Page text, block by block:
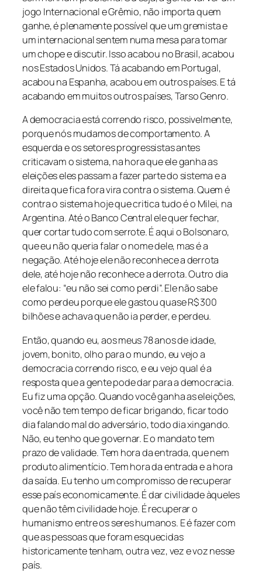
jogo Internacional e Grêmio, não importa quem
ganhe, é plenamente possível que um gremista e
um internacional sentem numa mesa para tomar
um chope e discutir. Isso acabou no Brasil, acabou
nos Estados Unidos. Tá acabando em Portugal,
acabou na Espanha, acabou em outros países. E tá
acabando em muitos outros países, Tarso Genro.
A democracia está correndo risco, possivelmente,
porque nós mudamos de comportamento. A
esquerda e os setores progressistas antes
criticavam o sistema, na hora que ele ganha as
eleições eles passam a fazer parte do sistema e a
direita que fica fora vira contra o sistema. Quem é
contra o sistema hoje que critica tudo é o Milei, na
Argentina. Até o Banco Central ele quer fechar,
quer cortar tudo com serrote. É aqui o Bolsonaro,
que eu não queria falar o nome dele, mas é a
negação. Até hoje ele não reconhece a derrota
dele, até hoje não reconhece a derrota. Outro dia
ele falou: “eu não sei como perdi”. Ele não sabe
como perdeu porque ele gastou quase R$ 300
bilhões e achava que não ia perder, e perdeu.
Então, quando eu, aos meus 78 anos de idade,
jovem, bonito, olho para o mundo, eu vejo a
democracia correndo risco, e eu vejo qual é a
resposta que a gente pode dar para a democracia.
Eu fiz uma opção. Quando você ganha as eleições,
você não tem tempo de ficar brigando, ficar todo
dia falando mal do adversário, todo dia xingando.
Não, eu tenho que governar. E o mandato tem
prazo de validade. Tem hora da entrada, que nem
produto alimentício. Tem hora da entrada e a hora
da saída. Eu tenho um compromisso de recuperar
esse país economicamente. É dar civilidade àqueles
que não têm civilidade hoje. É recuperar o
humanismo entre os seres humanos. E é fazer com
que as pessoas que foram esquecidas
historicamente tenham, outra vez, vez e voz nesse
país.